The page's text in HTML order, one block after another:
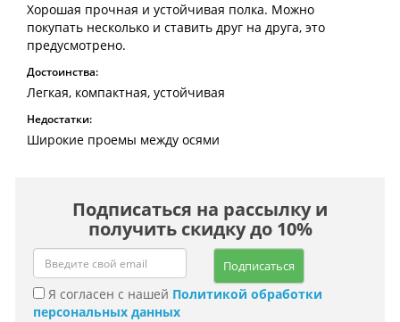
Хорошая прочная и устойчивая полка. Можно
покупать несколько и ставить друг на друга, это
предусмотрено.
Достоинства:
Легкая, компактная, устойчивая
Недостатки:
Широкие проемы между осями
Подписаться на рассылку и
получить скидку до 10%
Подписаться
Я согласен с нашей Политикой обработки
персональных данных